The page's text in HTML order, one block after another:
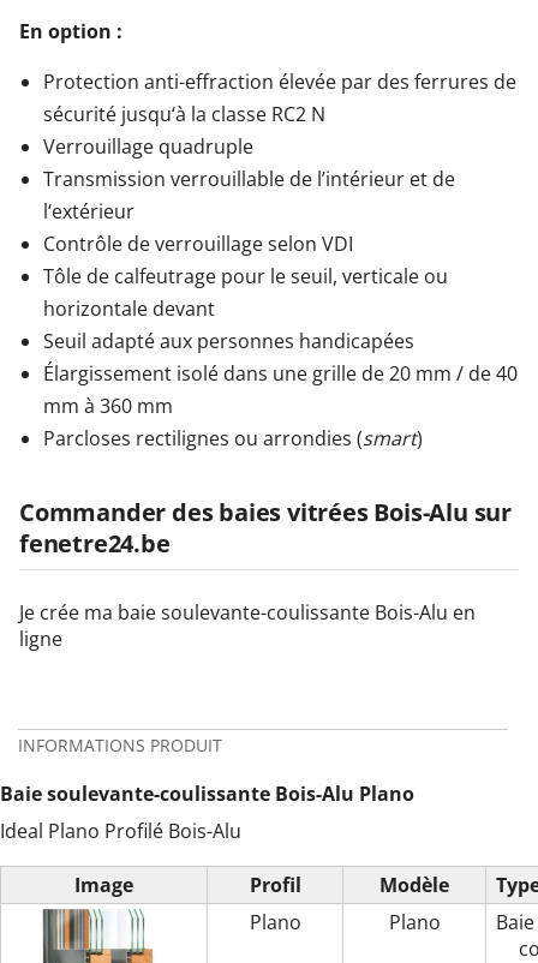
En option :
Protection anti-effraction élevée par des ferrures de
sécurité jusqu‘à la classe RC2 N
Verrouillage quadruple
Transmission verrouillable de l’intérieur et de
l‘extérieur
Contrôle de verrouillage selon VDI
Tôle de calfeutrage pour le seuil, verticale ou
horizontale devant
Seuil adapté aux personnes handicapées
Élargissement isolé dans une grille de 20 mm / de 40
mm à 360 mm
Parcloses rectilignes ou arrondies (smart)
Commander des baies vitrées Bois-Alu sur
fenetre24.be
Je crée ma baie soulevante-coulissante Bois-Alu en
ligne
INFORMATIONS PRODUIT
Baie soulevante-coulissante Bois-Alu Plano
Ideal Plano Profilé Bois-Alu
Image
Profil
Plano
Modèle
Plano